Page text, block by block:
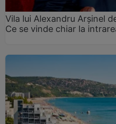
Vila lui Alexandru Arșinel
Ce se vinde chiar la